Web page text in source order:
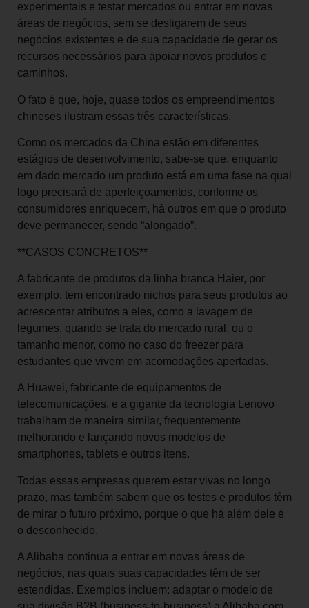
experimentais e testar mercados ou entrar em novas
áreas de negócios, sem se desligarem de seus
negócios existentes e de sua capacidade de gerar os
recursos necessários para apoiar novos produtos e
caminhos.
O fato é que, hoje, quase todos os empreendimentos
chineses ilustram essas três características.
Como os mercados da China estão em diferentes
estágios de desenvolvimento, sabe-se que, enquanto
em dado mercado um produto está em uma fase na qual
logo precisará de aperfeiçoamentos, conforme os
consumidores enriquecem, há outros em que o produto
deve permanecer, sendo “alongado”.
**CASOS CONCRETOS**
A fabricante de produtos da linha branca Haier, por
exemplo, tem encontrado nichos para seus produtos ao
acrescentar atributos a eles, como a lavagem de
legumes, quando se trata do mercado rural, ou o
tamanho menor, como no caso do freezer para
estudantes que vivem em acomodações apertadas.
A Huawei, fabricante de equipamentos de
telecomunicações, e a gigante da tecnologia Lenovo
trabalham de maneira similar, frequentemente
melhorando e lançando novos modelos de
smartphones, tablets e outros itens.
Todas essas empresas querem estar vivas no longo
prazo, mas também sabem que os testes e produtos têm
de mirar o futuro próximo, porque o que há além dele é
o desconhecido.
A Alibaba continua a entrar em novas áreas de
negócios, nas quais suas capacidades têm de ser
estendidas. Exemplos incluem: adaptar o modelo de